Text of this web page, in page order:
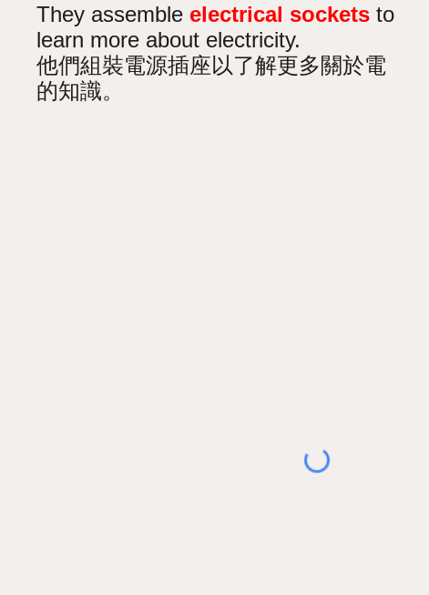
They assemble electrical sockets to
learn more about electricity.
他們組裝電源插座以了解更多關於電
的知識。